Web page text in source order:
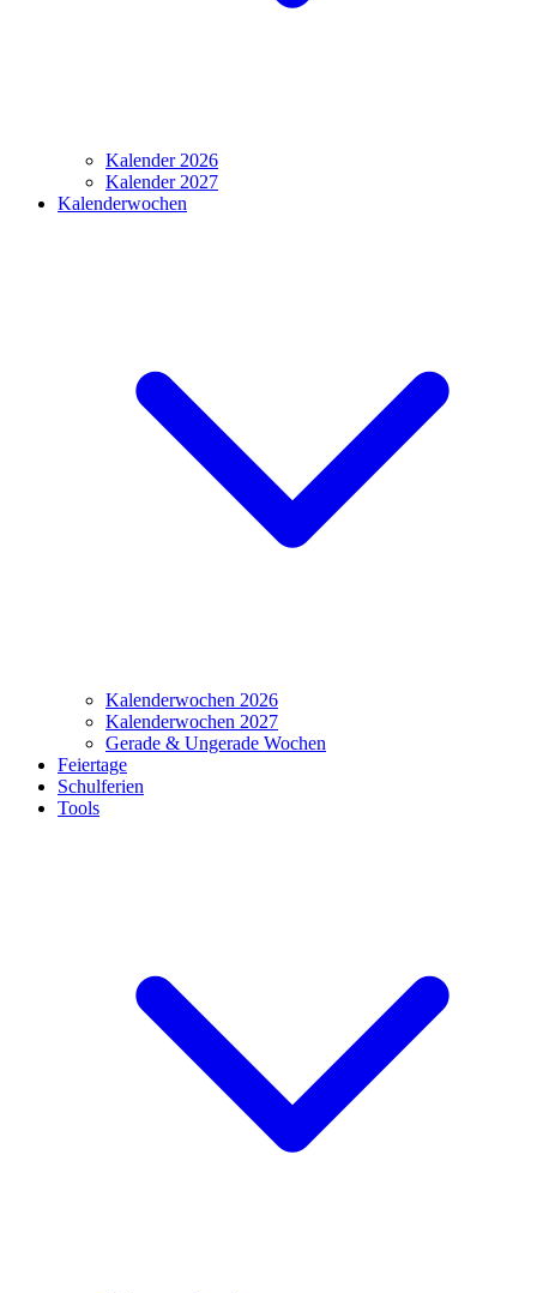
Kalender 2026
Kalender 2027
Kalenderwochen
Kalenderwochen 2026
Kalenderwochen 2027
Gerade & Ungerade Wochen
Feiertage
Schulferien
Tools